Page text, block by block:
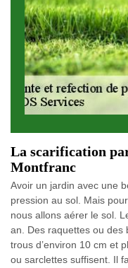
La scarification
Montfranc
Avoir un jardin avec une
pression au sol. Mais
nous allons aérer le sol.
an. Des raquettes ou des
trous d’environ 10 cm et
ou sarclettes suffisent. Il